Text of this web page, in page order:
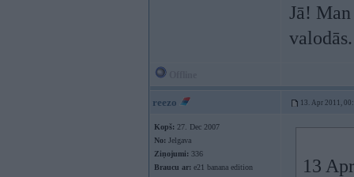
Jā!
valodās.
reezo 13. Apr 2011,
Kopš: 27. Dec 2007
No: Jelgava
Ziņojumi: 336
Braucu ar: e21 banana edition 13